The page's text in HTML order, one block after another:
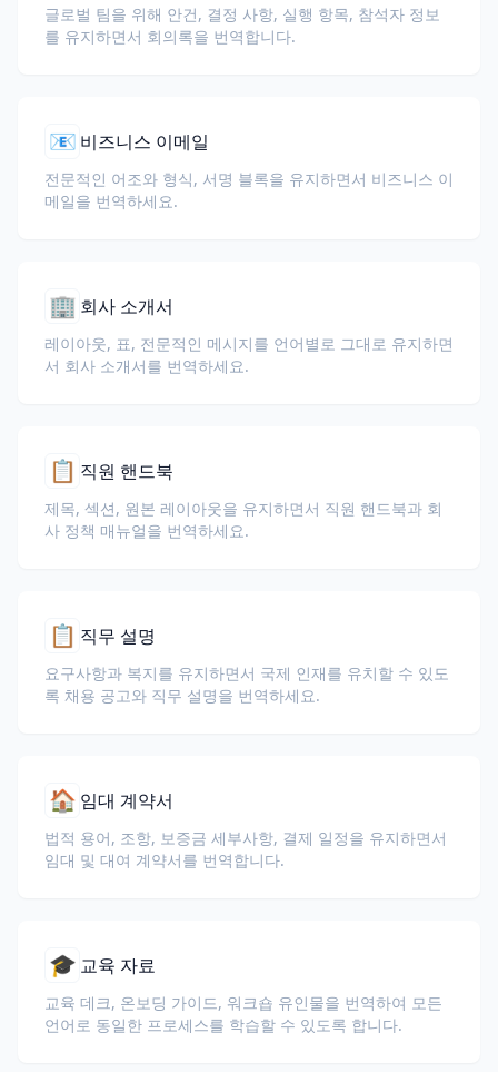
글로벌 팀을 위해 안건, 결정 사항, 실행 항목, 참석자 정보
를 유지하면서 회의록을 번역합니다.
📧 비즈니스 이메일
전문적인 어조와 형식, 서명 블록을 유지하면서 비즈니스 이
메일을 번역하세요.
🏢 회사 소개서
레이아웃, 표, 전문적인 메시지를 언어별로 그대로 유지하면
서 회사 소개서를 번역하세요.
📋 직원 핸드북
제목, 섹션, 원본 레이아웃을 유지하면서 직원 핸드북과 회
사 정책 매뉴얼을 번역하세요.
📋 직무 설명
요구사항과 복지를 유지하면서 국제 인재를 유치할 수 있도
록 채용 공고와 직무 설명을 번역하세요.
🏠 임대 계약서
법적 용어, 조항, 보증금 세부사항, 결제 일정을 유지하면서
임대 및 대여 계약서를 번역합니다.
🎓 교육 자료
교육 데크, 온보딩 가이드, 워크숍 유인물을 번역하여 모든
언어로 동일한 프로세스를 학습할 수 있도록 합니다.